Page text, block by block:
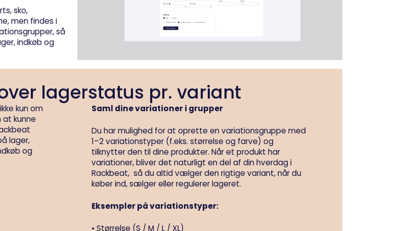
sko,
men findes i
så
indkøb og
lagerstatus pr. variant
kun om
at kunne
lager,
og
Saml dine variationer i grupper
Du har mulighed for at oprette en variationsgruppe med
1–2 variationstyper (f.eks. størrelse og farve) og
tilknytter den til dine produkter. Når et produkt har
variationer, bliver det naturligt en del af din hverdag i
Rackbeat, så du altid vælger den rigtige variant, når du
køber ind, sælger eller regulerer lageret.
Eksempler på variationstyper:
• Størrelse (S / M / L / XL)